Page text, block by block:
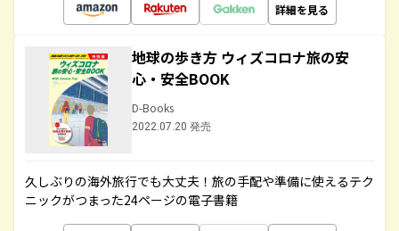
詳細を見る
地球の歩き方 ウィズコロナ旅の安
心・安全BOOK
D-Books
2022.07.20 発売
久しぶりの海外旅行でも大丈夫！旅の手配や準備に使えるテク
ニックがつまった24ページの電子書籍